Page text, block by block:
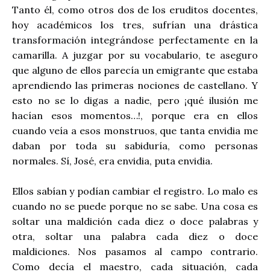
Tanto él, como otros dos de los eruditos docentes,
hoy académicos los tres, sufrían una drástica
transformación integrándose perfectamente en la
camarilla. A juzgar por su vocabulario, te aseguro
que alguno de ellos parecía un emigrante que estaba
aprendiendo las primeras nociones de castellano. Y
esto no se lo digas a nadie, pero ¡qué ilusión me
hacían esos momentos…!, porque era en ellos
cuando veía a esos monstruos, que tanta envidia me
daban por toda su sabiduría, como personas
normales. Sí, José, era envidia, puta envidia.
Ellos sabían y podían cambiar el registro. Lo malo es
cuando no se puede porque no se sabe. Una cosa es
soltar una maldición cada diez o doce palabras y
otra, soltar una palabra cada diez o doce
maldiciones. Nos pasamos al campo contrario.
Como decía el maestro, cada situación, cada